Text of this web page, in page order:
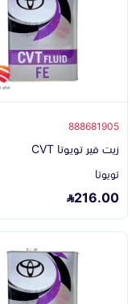
888681905
زيت قير تويوتا CVT
تويوتا
216.00